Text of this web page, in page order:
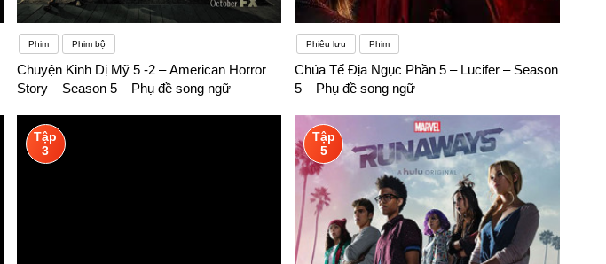
Phim Phim bộ
Chuyện Kinh Dị Mỹ 5 -2 – American Horror
Story – Season 5 – Phụ đề song ngữ
Phiêu lưu Phim
Chúa Tể Địa Ngục Phần 5 – Lucifer – Season
5 – Phụ đề song ngữ
Tập
3
Tập
5